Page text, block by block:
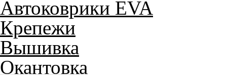
Автоковрики EVA
Крепежи
Вышивка
Окантовка